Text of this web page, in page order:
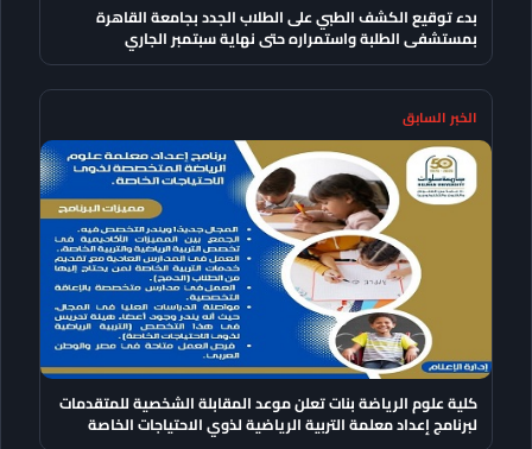
بدء توقيع الكشف الطبي على الطلاب الجدد بجامعة القاهرة
بمستشفى الطلبة واستمراره حتى نهاية سبتمبر الجاري
الخبر السابق
كلية علوم الرياضة بنات تعلن موعد المقابلة الشخصية للمتقدمات
لبرنامج إعداد معلمة التربية الرياضية لذوي الاحتياجات الخاصة